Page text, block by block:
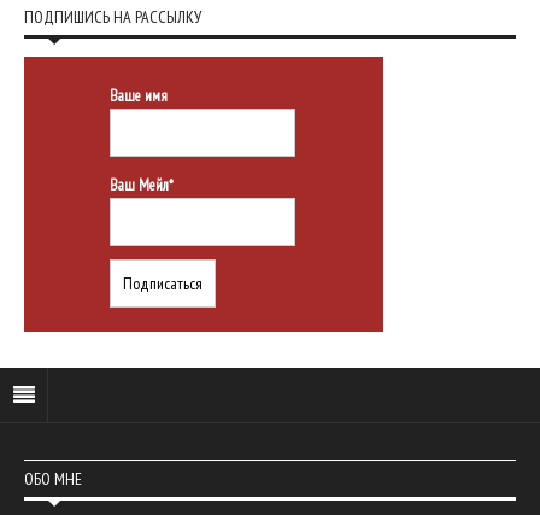
ПОДПИШИСЬ НА РАССЫЛКУ
Ваше имя
Ваш Мейл*
ОБО МНЕ